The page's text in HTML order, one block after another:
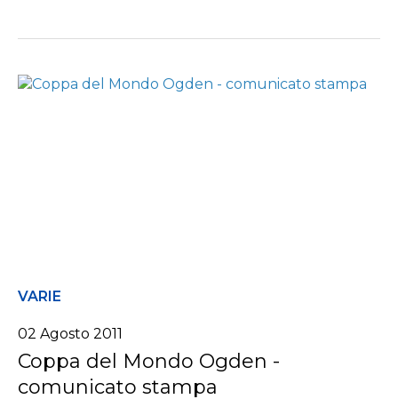
VARIE
02 Agosto 2011
Coppa del Mondo Ogden -
comunicato stampa